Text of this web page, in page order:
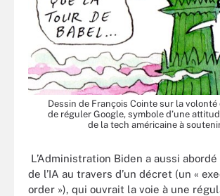
Dessin de François Cointe sur la
de réguler Google, symbole d’une
de la tech américaine à
L’Administration Biden a aussi
de l’IA au travers d’un décret (un «
order »), qui ouvrait la voie à une